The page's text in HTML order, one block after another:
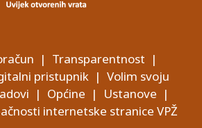
| Transparentnost |
pristupnik| Volim svoju
| Općine | Ustanove |
internetske stranice VPŽ